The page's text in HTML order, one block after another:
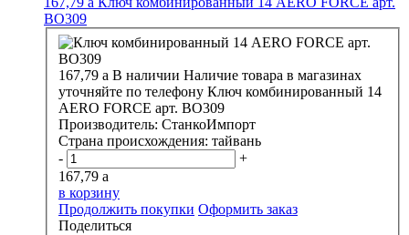
ВО309
167,79 a В наличии Наличие товара в магазинах
уточняйте по телефону Ключ комбинированный 14
АERO FORCE арт. ВО309
Производитель: СтанкоИмпорт
Страна происхождения: тайвань
-
+
167,79 a
в корзину
Продолжить покупки Оформить заказ
Поделиться